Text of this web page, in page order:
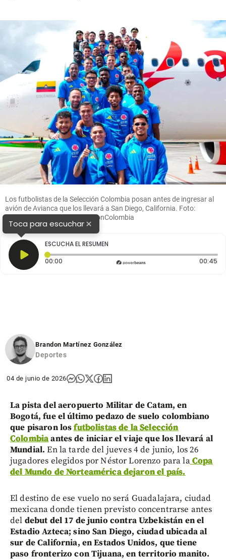
Los futbolistas de la Selección Colombia posan antes de ingresar al
avión de Avianca que los llevará a San Diego, California. Foto:
tomada del x de @FCFSeleccionColombia
Toca para escuchar×
ESCUCHA EL RESUMEN
00:00 Tiempo transcurrido: 0 segundos 00:45
Brandon Martínez González
Deportes
04 de junio de 2026
La pista del aeropuerto Militar de Catam, en
Bogotá, fue el último pedazo de suelo colombiano
que pisaron losfutbolistas de la Selección
Colombiaantes de iniciar el viaje que los llevará al
Mundial.En la tarde del jueves 4 de junio, los 26
jugadores elegidos por Néstor Lorenzo para laCopa
del Mundo de Norteamérica dejaron el país.
El destino de ese vuelo no será Guadalajara, ciudad
mexicana donde tienen previsto concentrarse antes
del debut del 17 de junio contra Uzbekistán en el
Estadio Azteca; sino San Diego, ciudad ubicada al
sur de California, en Estados Unidos, que tiene
paso fronterizo con Tijuana, en territorio manito.